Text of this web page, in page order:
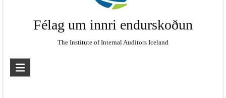
Félag um innri endurskoðun
The Institute of Internal Auditors Iceland